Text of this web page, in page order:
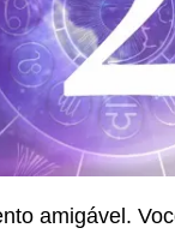
amigável.